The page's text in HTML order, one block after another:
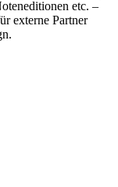
etc. –
externe Partner